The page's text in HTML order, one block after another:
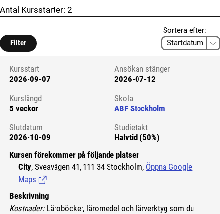
Antal Kursstarter: 2
Filter
Sortera efter:
Kursstart 6218160
Kursstart
2026-09-07
Ansökan stänger
2026-07-12
Kurslängd
5 veckor
Skola
ABF Stockholm
Slutdatum
2026-10-09
Studietakt
Halvtid (50%)
Kursen förekommer på följande platser
City, Sveavägen 41, 111 34 Stockholm, Öppna Google
Maps (Länk till extern sida.)
Beskrivning
Kostnader:Läroböcker, läromedel och lärverktyg som du